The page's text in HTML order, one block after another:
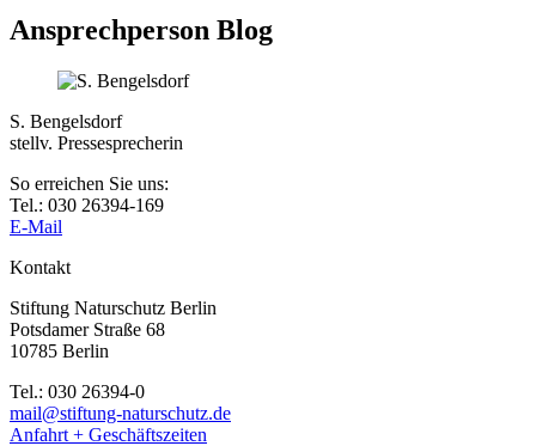
Ansprechperson Blog
S. Bengelsdorf
stellv. Pressesprecherin
So erreichen Sie uns:
Tel.: 030 26394-169
E-Mail
Kontakt
Stiftung Naturschutz Berlin
Potsdamer Straße 68
10785 Berlin
Tel.: 030 26394-0
mail@stiftung-naturschutz.de
Anfahrt + Geschäftszeiten